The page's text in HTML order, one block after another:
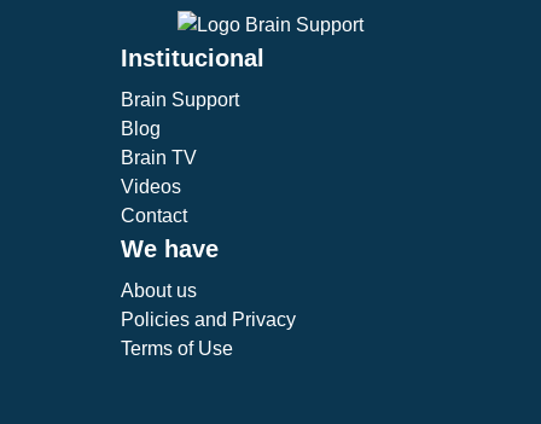
Institucional
Brain Support
Blog
Brain TV
Videos
Contact
We have
About us
Policies and Privacy
Terms of Use